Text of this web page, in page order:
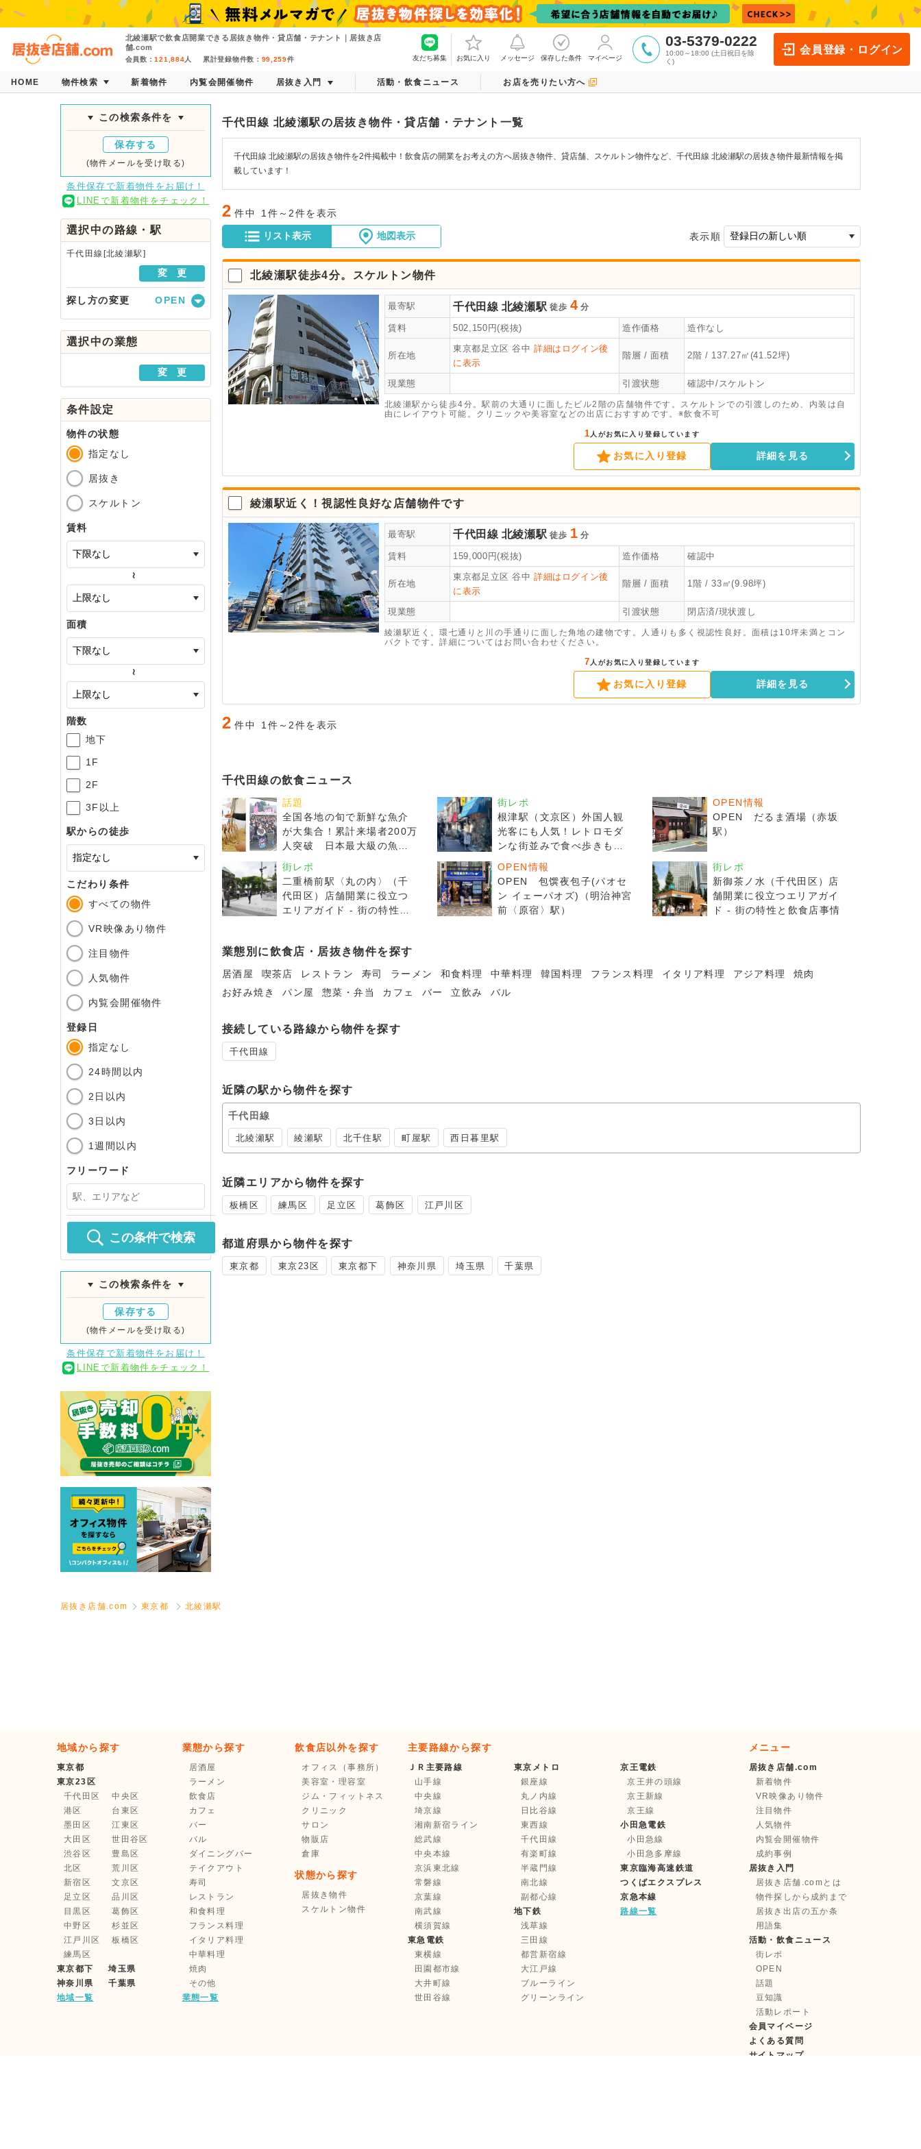
北綾瀬駅で飲食店開業できる居抜き物件・貸店舗・テナント｜居抜き店
舗.com
会員数：121,884人 累計登録物件数： 99,259件 友だち募集 お気に入り メッセージ 保存した条件 マイページ
03-5379-0222
10:00～18:00 (土日祝日を除
く)
会員登録・ログイン
HOME 物件検索 新着物件 内覧会開催物件 居抜き入門 活動・飲食ニュース お店を売りたい方へ
この検索条件を
保存する
(物件メールを受け取る)
条件保存で新着物件をお届け！
LINEで新着物件をチェック！
選択中の路線・駅
千代田線[北綾瀬駅]
変 更
探し方の変更
駅・路線から探す
地域から探す
選択中の業態
変 更
条件設定
物件の状態
指定なし
居抜き
スケルトン
賃料
～
面積
～
階数
地下
1F
2F
3F以上
駅からの徒歩
こだわり条件
すべての物件
VR映像あり物件
注目物件
人気物件
内覧会開催物件
登録日
指定なし
24時間以内
2日以内
3日以内
1週間以内
フリーワード
この条件で検索
この検索条件を
保存する
(物件メールを受け取る)
条件保存で新着物件をお届け！
LINEで新着物件をチェック！
千代田線 北綾瀬駅の居抜き物件・貸店舗・テナント一覧
千代田線 北綾瀬駅の居抜き物件を2件掲載中！飲食店の開業をお考えの方へ居抜き物件、貸店舗、スケルトン物件など、千代田線 北綾瀬駅の居抜き物件最新情報を掲
載しています！
2 件中 1件～2件を表示
リスト表示 地図表示 表示順
北綾瀬駅徒歩4分。スケルトン物件
最寄駅 千代田線 北綾瀬駅 徒歩 4 分
賃料 502,150 円(税抜) 造作価格 造作なし
所在地
東京都足立区 谷中 詳細はログイン後
に表示
階層 / 面積 2階 / 137.27㎡(41.52坪)
現業態 引渡状態 確認中/スケルトン
北綾瀬駅から徒歩4分。駅前の大通りに面したビル2階の店舗物件です。スケルトンでの引渡しのため、内装は自
由にレイアウト可能。クリニックや美容室などの出店におすすめです。※飲食不可
1 人がお気に入り登録しています
お気に入り登録 詳細を見る
綾瀬駅近く！視認性良好な店舗物件です
最寄駅 千代田線 北綾瀬駅 徒歩 1 分
賃料 159,000 円(税抜) 造作価格 確認中
所在地
東京都足立区 谷中 詳細はログイン後
に表示
階層 / 面積 1階 / 33㎡(9.98坪)
現業態 引渡状態 閉店済/現状渡し
綾瀬駅近く。環七通りと川の手通りに面した角地の建物です。人通りも多く視認性良好。面積は10坪未満とコン
パクトです。詳細についてはお問い合わせください。
7 人がお気に入り登録しています
お気に入り登録 詳細を見る
2 件中 1件～2件を表示
千代田線の飲食ニュース
話題
全国各地の旬で新鮮な魚介
が大集合！累計来場者200万
人突破 日本最大級の魚介
グルメフェス
SAKANA&JAPAN
FESTIVAL魚ジャパンフェス
2025 in 代々木公園
街レポ
根津駅（文京区）外国人観
光客にも人気！レトロモダ
ンな街並みで食べ歩きも楽
しめる街
OPEN情報
OPEN だるま酒場（赤坂
駅）
街レポ
二重橋前駅〈丸の内〉（千
代田区）店舗開業に役立つ
エリアガイド - 街の特性と
OPEN情報
OPEN 包馔夜包子(パオセ
ン イェーパオズ)（明治神宮
前〈原宿〉駅）
街レポ
新御茶ノ水（千代田区）店
舗開業に役立つエリアガイ
ド - 街の特性と飲食店事情
業態別に飲食店・居抜き物件を探す
居酒屋 喫茶店 レストラン 寿司 ラーメン 和食料理 中華料理 韓国料理 フランス料理 イタリア料理 アジア料理
焼肉
お好み焼き
パン屋 惣菜・弁当 カフェ バー 立飲み バル
接続している路線から物件を探す
千代田線
近隣の駅から物件を探す
千代田線
北綾瀬駅 綾瀬駅 北千住駅 町屋駅 西日暮里駅
近隣エリアから物件を探す
板橋区 練馬区 足立区 葛飾区 江戸川区
都道府県から物件を探す
東京都 東京23区 東京都下 神奈川県 埼玉県 千葉県
居抜き店舗.com 東京都 北綾瀬駅
地域から探す
東京都
東京23区
千代田区
中央区
港区
台東区
墨田区
江東区
大田区
世田谷区
渋谷区
豊島区
北区
荒川区
新宿区
文京区
足立区
品川区
目黒区
葛飾区
中野区
杉並区
江戸川区
板橋区
練馬区
東京都下
埼玉県
神奈川県
千葉県
地域一覧
業態から探す
居酒屋
ラーメン
飲食店
カフェ
バー
バル
ダイニングバー
テイクアウト
寿司
レストラン
和食料理
フランス料理
イタリア料理
中華料理
焼肉
その他
業態一覧
飲食店以外を探す
オフィス（事務所）
美容室・理容室
ジム・フィットネス
クリニック
サロン
物販店
倉庫
状態から探す
居抜き物件
スケルトン物件
主要路線から探す
ＪＲ主要路線
山手線
中央線
埼京線
湘南新宿ライン
総武線
中央本線
京浜東北線
常磐線
京葉線
南武線
横須賀線
東急電鉄
東横線
田園都市線
大井町線
世田谷線
東京メトロ
銀座線
丸ノ内線
日比谷線
東西線
千代田線
有楽町線
半蔵門線
南北線
副都心線
地下鉄
浅草線
三田線
都営新宿線
大江戸線
ブルーライン
グリーンライン
京王電鉄
京王井の頭線
京王新線
京王線
小田急電鉄
小田急線
小田急多摩線
東京臨海高速鉄道
つくばエクスプレス
京急本線
路線一覧
メニュー
居抜き店舗.com
新着物件
VR映像あり物件
注目物件
人気物件
内覧会開催物件
成約事例
居抜き入門
居抜き店舗.comとは
物件探しから成約まで
居抜き出店の五か条
用語集
活動・飲食ニュース
街レポ
OPEN
話題
豆知識
活動レポート
会員マイページ
よくある質問
サイトマップ